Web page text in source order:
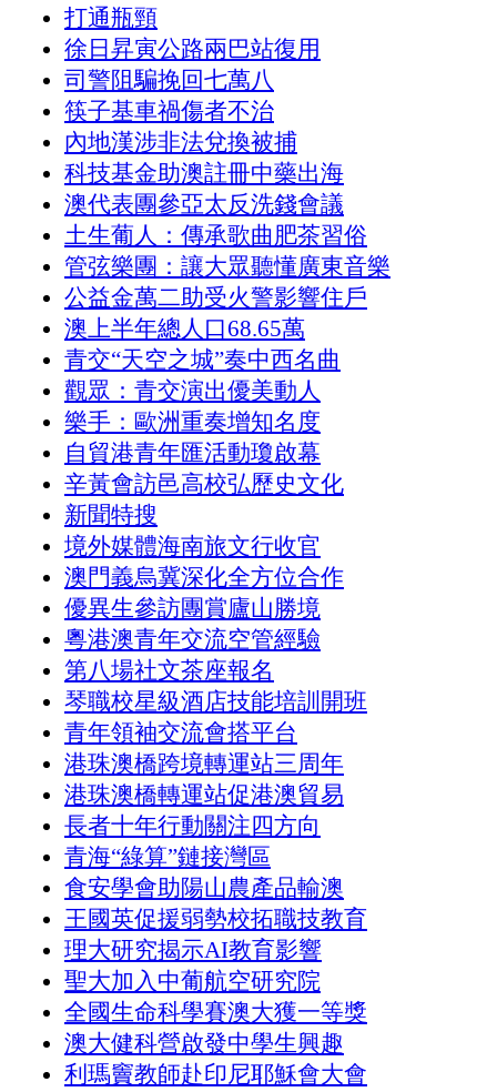
打通瓶頸
徐日昇寅公路兩巴站復用
司警阻騙挽回七萬八
筷子基車禍傷者不治
內地漢涉非法兌換被捕
科技基金助澳註冊中藥出海
澳代表團參亞太反洗錢會議
土生葡人：傳承歌曲肥茶習俗
管弦樂團：讓大眾聽懂廣東音樂
公益金萬二助受火警影響住戶
澳上半年總人口68.65萬
青交“天空之城”奏中西名曲
觀眾：青交演出優美動人
樂手：歐洲重奏增知名度
自貿港青年匯活動瓊啟幕
辛黃會訪邑高校弘歷史文化
新聞特搜
境外媒體海南旅文行收官
澳門義烏冀深化全方位合作
優異生參訪團賞廬山勝境
粵港澳青年交流空管經驗
第八場社文茶座報名
琴職校星級酒店技能培訓開班
青年領袖交流會搭平台
港珠澳橋跨境轉運站三周年
港珠澳橋轉運站促港澳貿易
長者十年行動關注四方向
青海“綠算”鏈接灣區
食安學會助陽山農產品輸澳
王國英促援弱勢校拓職技教育
理大研究揭示AI教育影響
聖大加入中葡航空研究院
全國生命科學賽澳大獲一等獎
澳大健科營啟發中學生興趣
利瑪竇教師赴印尼耶穌會大會